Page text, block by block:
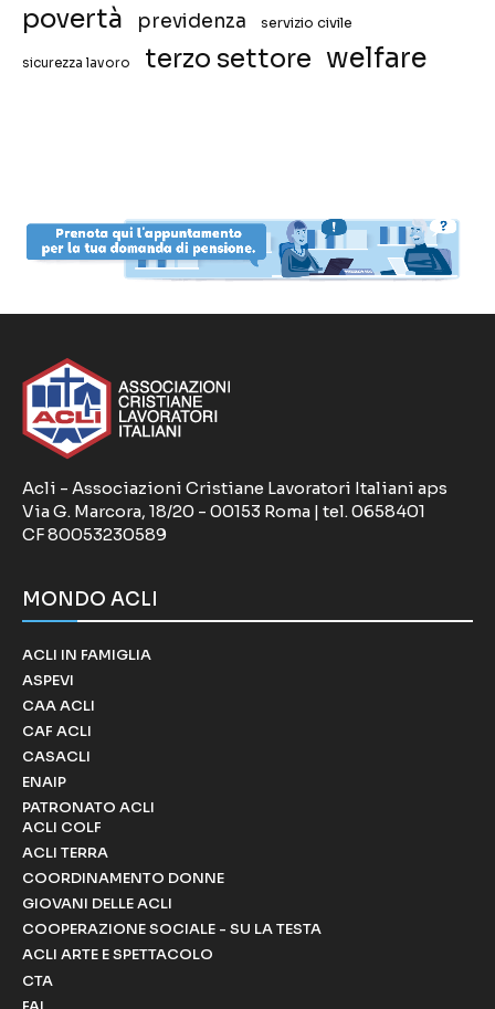
povertà previdenza servizio civile
sicurezza lavoro terzo settore welfare
Acli - Associazioni Cristiane Lavoratori Italiani aps
Via G. Marcora, 18/20 - 00153 Roma | tel. 0658401
CF 80053230589
MONDO ACLI
ACLI IN FAMIGLIA
ASPEVI
CAA ACLI
CAF ACLI
CASACLI
ENAIP
PATRONATO ACLI
ACLI COLF
ACLI TERRA
COORDINAMENTO DONNE
GIOVANI DELLE ACLI
COOPERAZIONE SOCIALE - SU LA TESTA
ACLI ARTE E SPETTACOLO
CTA